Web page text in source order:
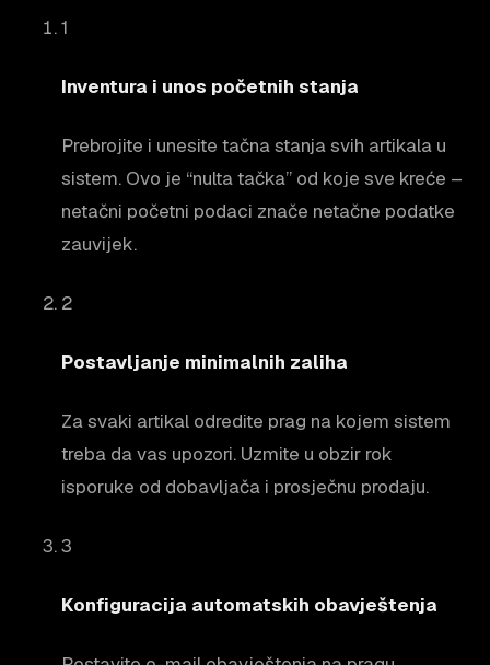
1
Inventura i unos početnih stanja
Prebrojite i unesite tačna stanja svih artikala u
sistem. Ovo je “nulta tačka” od koje sve kreće –
netačni početni podaci znače netačne podatke
zauvijek.
2
Postavljanje minimalnih zaliha
Za svaki artikal odredite prag na kojem sistem
treba da vas upozori. Uzmite u obzir rok
isporuke od dobavljača i prosječnu prodaju.
3
Konfiguracija automatskih obavještenja